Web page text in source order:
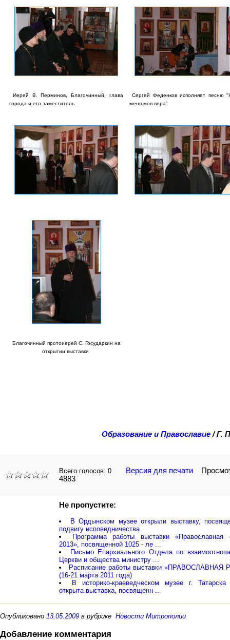
Иерей В. Перминов, Благочинный, глава
города и его заместитель
Сергей Феденков исполняет песню
меня моя вера"
Благочинный протоиерей С. Государкин на
открытии выставки
Образование и Православие / Г.
Всего голосов: 0 Версия для печати
4883
Не пропустите:
В Ордынском музее открыли выставку,
подвигу исповедничества
Программа работы выставки «Православная
2013», посвященной 1025 - ле ...
Письмо Епархиального Отдела по
Церкви и общества министру ...
Расписание работы выставки «ПРАВОСЛАВНАЯ
(16-21 марта 2011 года)
В историко-краеведческом музее г.
открыта выставка, посвященн ...
Опубликовано 13.05.2009 в рубрике Новости Митрополии
Добавление комментария